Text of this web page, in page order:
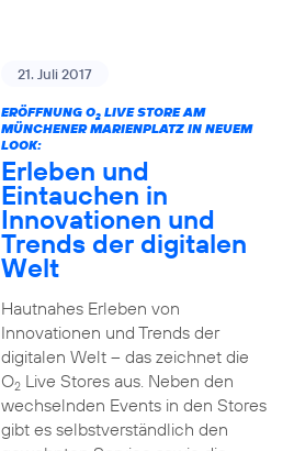
21. Juli 2017
ERÖFFNUNG O2LIVE STORE AM
MÜNCHENER MARIENPLATZ IN NEUEM
LOOK:
Erleben und
Eintauchen in
Innovationen und
Trends der digitalen
Welt
Hautnahes Erleben von
Innovationen und Trends der
digitalen Welt – das zeichnet die
O2Live Stores aus. Neben den
wechselnden Events in den Stores
gibt es selbstverständlich den